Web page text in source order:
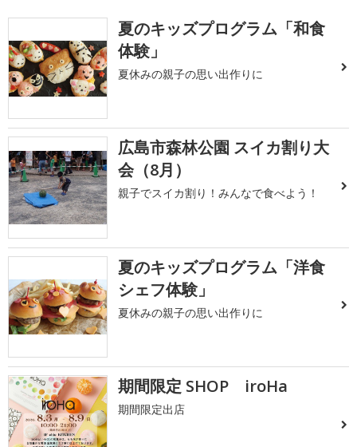
夏のキッズプログラム「和食
体験」
夏休みの親子の思い出作りに
広島市森林公園 スイカ割り大
会（8月）
親子でスイカ割り！みんなで食べよう！
夏のキッズプログラム「洋食
シェフ体験」
夏休みの親子の思い出作りに
期間限定 SHOP iroHa
期間限定出店